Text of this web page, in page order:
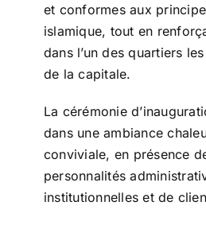
et conformes aux
islamique, tout en
dans l’un des quartiers
de la capitale.
La cérémonie
dans une ambiance
conviviale, en présence
personnalités
institutionnelles et de